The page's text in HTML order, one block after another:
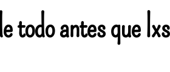
todo antes que